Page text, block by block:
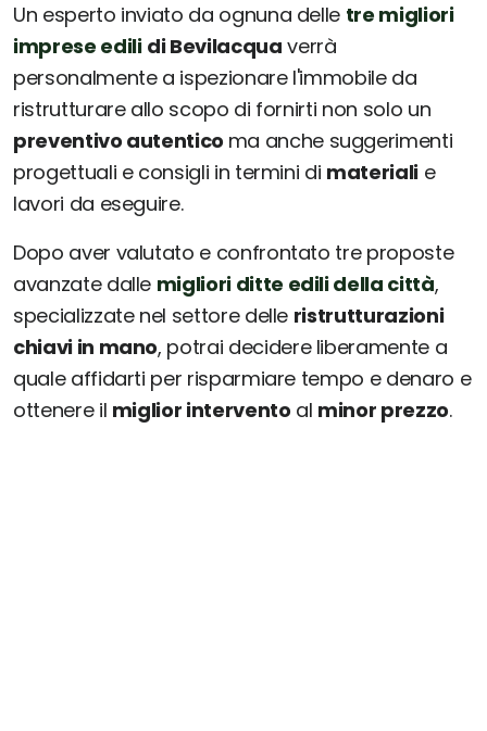
Un esperto inviato da ognuna delle tre migliori
imprese edili di Bevilacqua verrà
personalmente a ispezionare l'immobile da
ristrutturare allo scopo di fornirti non solo un
preventivo autentico ma anche suggerimenti
progettuali e consigli in termini di materialie
lavori da eseguire.
Dopo aver valutato e confrontato tre proposte
avanzate dalle migliori ditte edili della città,
specializzate nel settore delle ristrutturazioni
chiavi in mano, potrai decidere liberamente a
quale affidarti per risparmiare tempo e denaro e
ottenere il miglior intervento al minor prezzo.